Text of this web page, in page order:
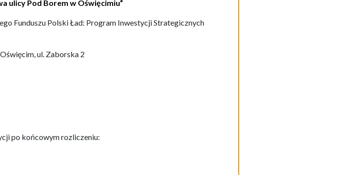
ulicy Pod Borem w Oświęcimiu”
Funduszu Polski Ład: Program Inwestycji Strategicznych
ul. Zaborska 2
po końcowym rozliczeniu: